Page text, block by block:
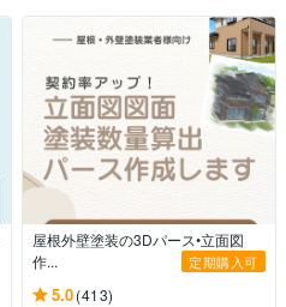
屋根外壁塗装の3Dパース•立面図
作...
定期購入可
5.0(413)